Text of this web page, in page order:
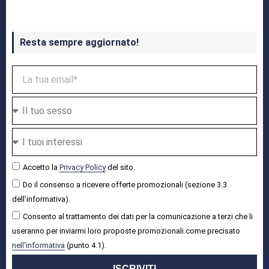
Resta sempre aggiornato!
Accetto la Privacy Policydel sito.
Do il consenso a ricevere offerte promozionali (sezione 3.3
dell'informativa).
Consento al trattamento dei dati per la comunicazione a terzi che li
useranno per inviarmi loro proposte promozionali come precisato
nell'informativa (punto 4.1).